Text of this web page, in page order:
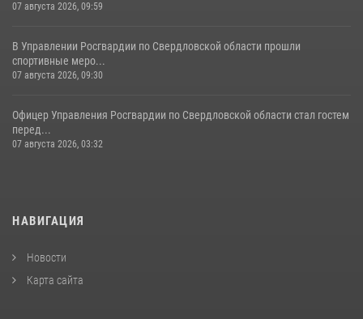
07 августа 2026, 09:59
В Управлении Росгвардии по Свердловской области прошли
спортивные меро...
07 августа 2026, 09:30
Офицер Управления Росгвардии по Свердловской области стал гостем
перед...
07 августа 2026, 03:32
НАВИГАЦИЯ
Новости
Карта сайта